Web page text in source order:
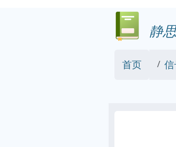
静
首页